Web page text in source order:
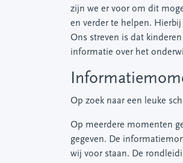
zijn we er voor om dit
en verder te helpen.
Ons streven is dat
informatie over het
Op zoek naar een leuke
Op meerdere momenten
gegeven. De
wij voor staan. De